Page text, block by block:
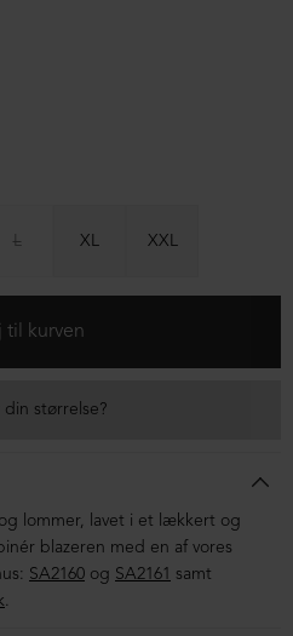
L XL XXL
din størrelse?
lommer, lavet i et lækkert og
blazeren med en af vores
SA2160 og SA2161 samt
.